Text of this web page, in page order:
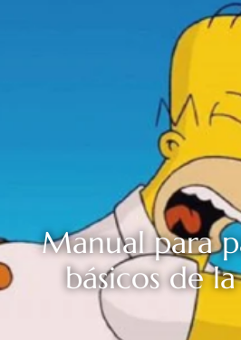
Manual para
básicos de